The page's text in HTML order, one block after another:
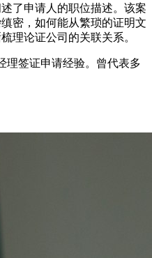
了申请人的职位描述。该案
密，如何能从繁琐的证明文
理论证公司的关联关系。
理签证申请经验。曾代表多